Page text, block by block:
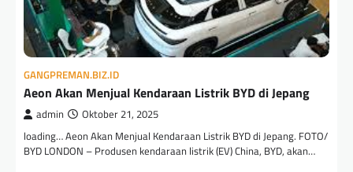
GANGPREMAN.BIZ.ID
Aeon Akan Menjual Kendaraan Listrik BYD di Jepang
admin Oktober 21, 2025
loading… Aeon Akan Menjual Kendaraan Listrik BYD di Jepang. FOTO/
BYD LONDON – Produsen kendaraan listrik (EV) China, BYD, akan…